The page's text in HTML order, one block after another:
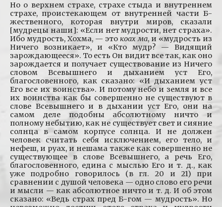
Но о верхнем страхе, страхе стыда и внутреннем
страхе, проистекающем от внутренней части Б-
жественного, которая внутри миров, сказали
[мудрецы наши]: «Если нет мудрости, нет страха».
Ибо мудрость, Хохма, — это коах ма, и «мудрость из
Ничего возникает», и «Кто мудр? — Видящий
зарождающееся». То есть Он видит все так, как оно
зарождается и получает существование из Ничего
словом Всевышнего и дыханием уст Его,
благословенного, как сказано: «И дыханием уст
Его все их воинства». И потому небо и земля и все
их воинства как бы совершенно не существуют в
слове Всевышнего и в дыхании уст Его, они на
самом деле подобны абсолютному ничто и
полному небытию, как не существует свет и сияние
солнца в самом корпусе солнца. И не должен
человек считать себя исключением, его тело, и
нефеш, и руах, и нешама также как совершенно не
существующее в слове Всевышнего, а речь Его,
благословенного, едина с мыслью Его и т. д., как
уже подробно говорилось (в гл. 20 и 21) при
сравнении с душой человека — одно слово его речи
и мысли — как абсолютное ничто и т. д. И об этом
сказано: «Ведь страх пред Б-гом — мудрость». Но